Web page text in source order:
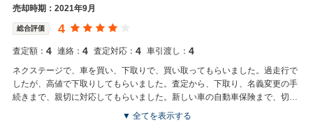
同、またのご利用お待ちしております。
売却時期：2021年9月
総合評価 4
査定額： 4 連絡： 4 査定対応： 4 車引渡し： 4
ネクステージで、車を買い、下取りで、買い取ってもらいました。過走行で
したが、高値で下取りしてもらいました。査定から、下取り、名義変更の手
続きまで、親切に対応してもらいました。新しい車の自動車保険まで、切り
▼ 全てを表示する